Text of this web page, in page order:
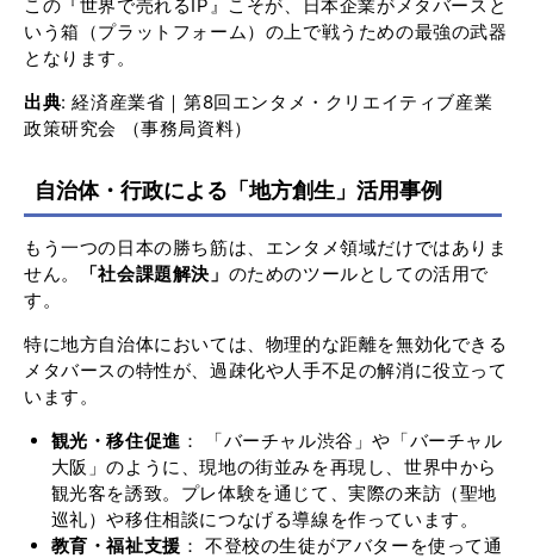
この『世界で売れるIP』こそが、日本企業がメタバースと
いう箱（プラットフォーム）の上で戦うための最強の武器
となります。
出典:経済産業省｜第8回エンタメ・クリエイティブ産業
政策研究会 （事務局資料）
自治体・行政による「地方創生」活用事例
もう一つの日本の勝ち筋は、エンタメ領域だけではありま
せん。
「社会課題解決」 のためのツールとしての活用で
す。
特に地方自治体においては、物理的な距離を無効化できる
メタバースの特性が、過疎化や人手不足の解消に役立って
います。
観光・移住促進 ： 「バーチャル渋谷」や「バーチャル
大阪」のように、現地の街並みを再現し、世界中から
観光客を誘致。プレ体験を通じて、実際の来訪（聖地
巡礼）や移住相談につなげる導線を作っています。
教育・福祉支援 ： 不登校の生徒がアバターを使って通